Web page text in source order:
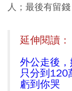
人；最後有留
延伸閱讀：
外公走後
只分到120
虧到你哭